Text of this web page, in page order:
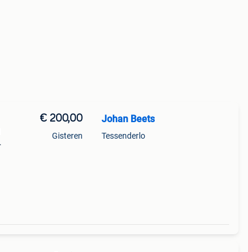
€ 200,00
Gisteren
Johan Beets
Tessenderlo